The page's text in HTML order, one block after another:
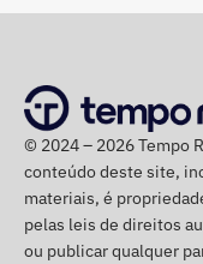
O público também
especial do TEMPO
transmissão e
© 2024 – 2026 Tempo
conteúdo deste site,
materiais, é
pelas leis de direitos
ou publicar qualquer